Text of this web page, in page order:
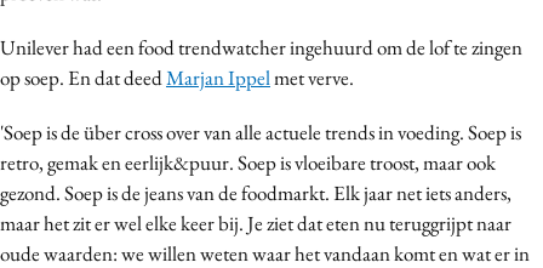
Unilever had een food trendwatcher ingehuurd om de lof te zingen
op soep. En dat deedMarjan Ippelmet verve.
'Soep is de über cross over van alle actuele trends in voeding. Soep is
retro, gemak en eerlijk&puur. Soep is vloeibare troost, maar ook
gezond. Soep is de jeans van de foodmarkt. Elk jaar net iets anders,
maar het zit er wel elke keer bij. Je ziet dat eten nu teruggrijpt naar
oude waarden: we willen weten waar het vandaan komt en wat er in